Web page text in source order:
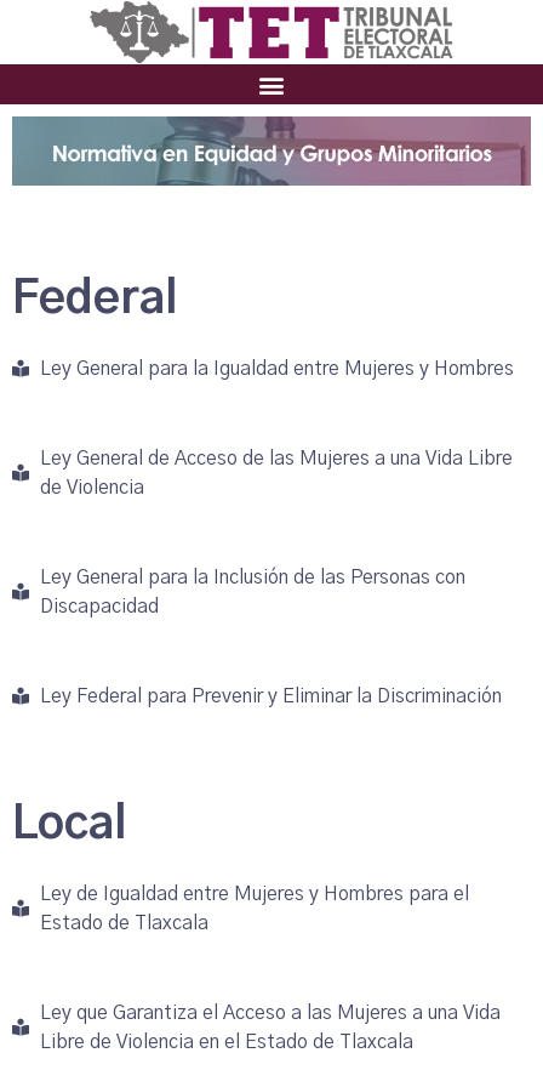
Federal
Ley General para la Igualdad entre Mujeres y Hombres
Ley General de Acceso de las Mujeres a una Vida Libre
de Violencia
Ley General para la Inclusión de las Personas con
Discapacidad
Ley Federal para Prevenir y Eliminar la Discriminación
Local
Ley de Igualdad entre Mujeres y Hombres para el
Estado de Tlaxcala
Ley que Garantiza el Acceso a las Mujeres a una Vida
Libre de Violencia en el Estado de Tlaxcala